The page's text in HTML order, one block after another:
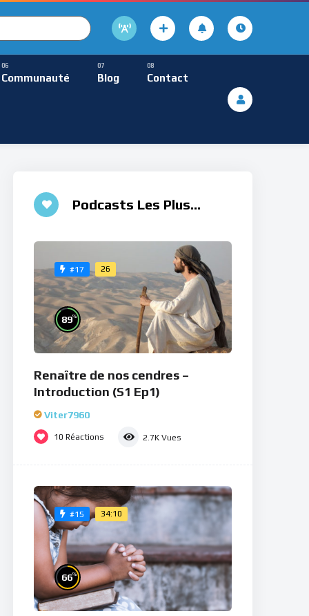
Communauté Blog Contact
Méditative
Podcasts Les Plus
#17 26
89%
Renaître de nos cendres –
Introduction (S1 Ep1)
Viter7960
10 Réactions 2.7K Vues
#15 34:10
66%